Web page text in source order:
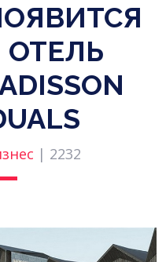
| 2232